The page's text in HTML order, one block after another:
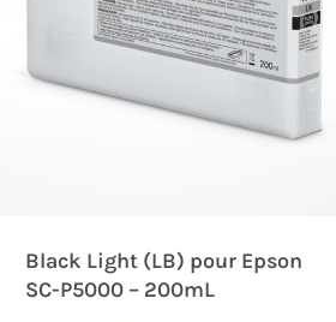
Black Light (LB) pour Epson
SC-P5000 – 200mL